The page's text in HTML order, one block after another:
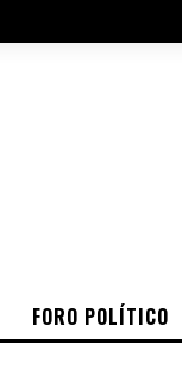
FORO POLÍTICO